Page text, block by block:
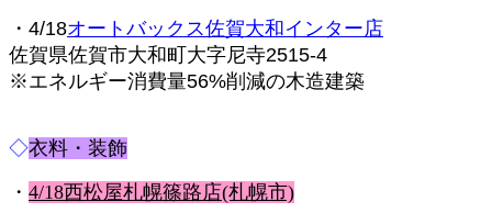
・4/18オートバックス佐賀大和インター店
佐賀県佐賀市大和町大字尼寺2515-4
※エネルギー消費量56%削減の木造建築
◇衣料・装飾
・ 4/18西松屋札幌篠路店(札幌市)